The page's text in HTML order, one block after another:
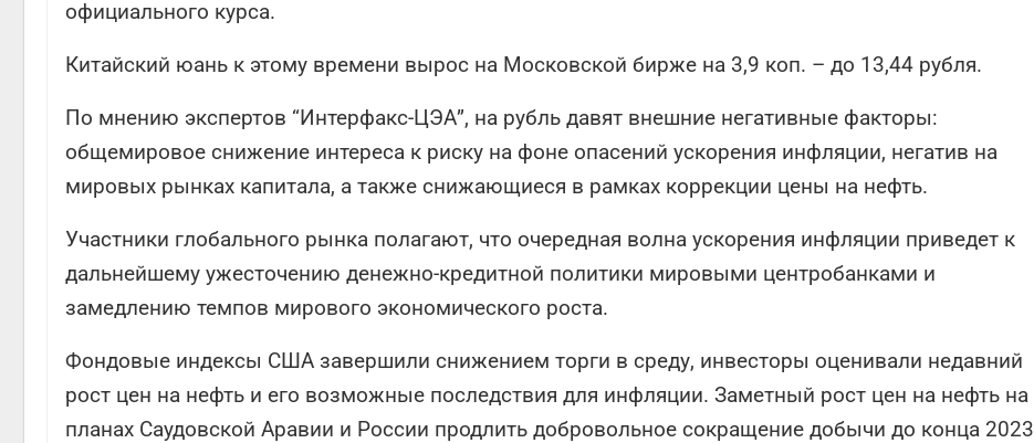
официального курса.
Китайский юань к этому времени вырос на Московской бирже на 3,9 коп. – до 13,44 рубля.
По мнению экспертов “Интерфакс-ЦЭА”, на рубль давят внешние негативные факторы:
общемировое снижение интереса к риску на фоне опасений ускорения инфляции, негатив на
мировых рынках капитала, а также снижающиеся в рамках коррекции цены на нефть.
Участники глобального рынка полагают, что очередная волна ускорения инфляции приведет к
дальнейшему ужесточению денежно-кредитной политики мировыми центробанками и
замедлению темпов мирового экономического роста.
Фондовые индексы США завершили снижением торги в среду, инвесторы оценивали недавний
рост цен на нефть и его возможные последствия для инфляции. Заметный рост цен на нефть на
планах Саудовской Аравии и России продлить добровольное сокращение добычи до конца 2023